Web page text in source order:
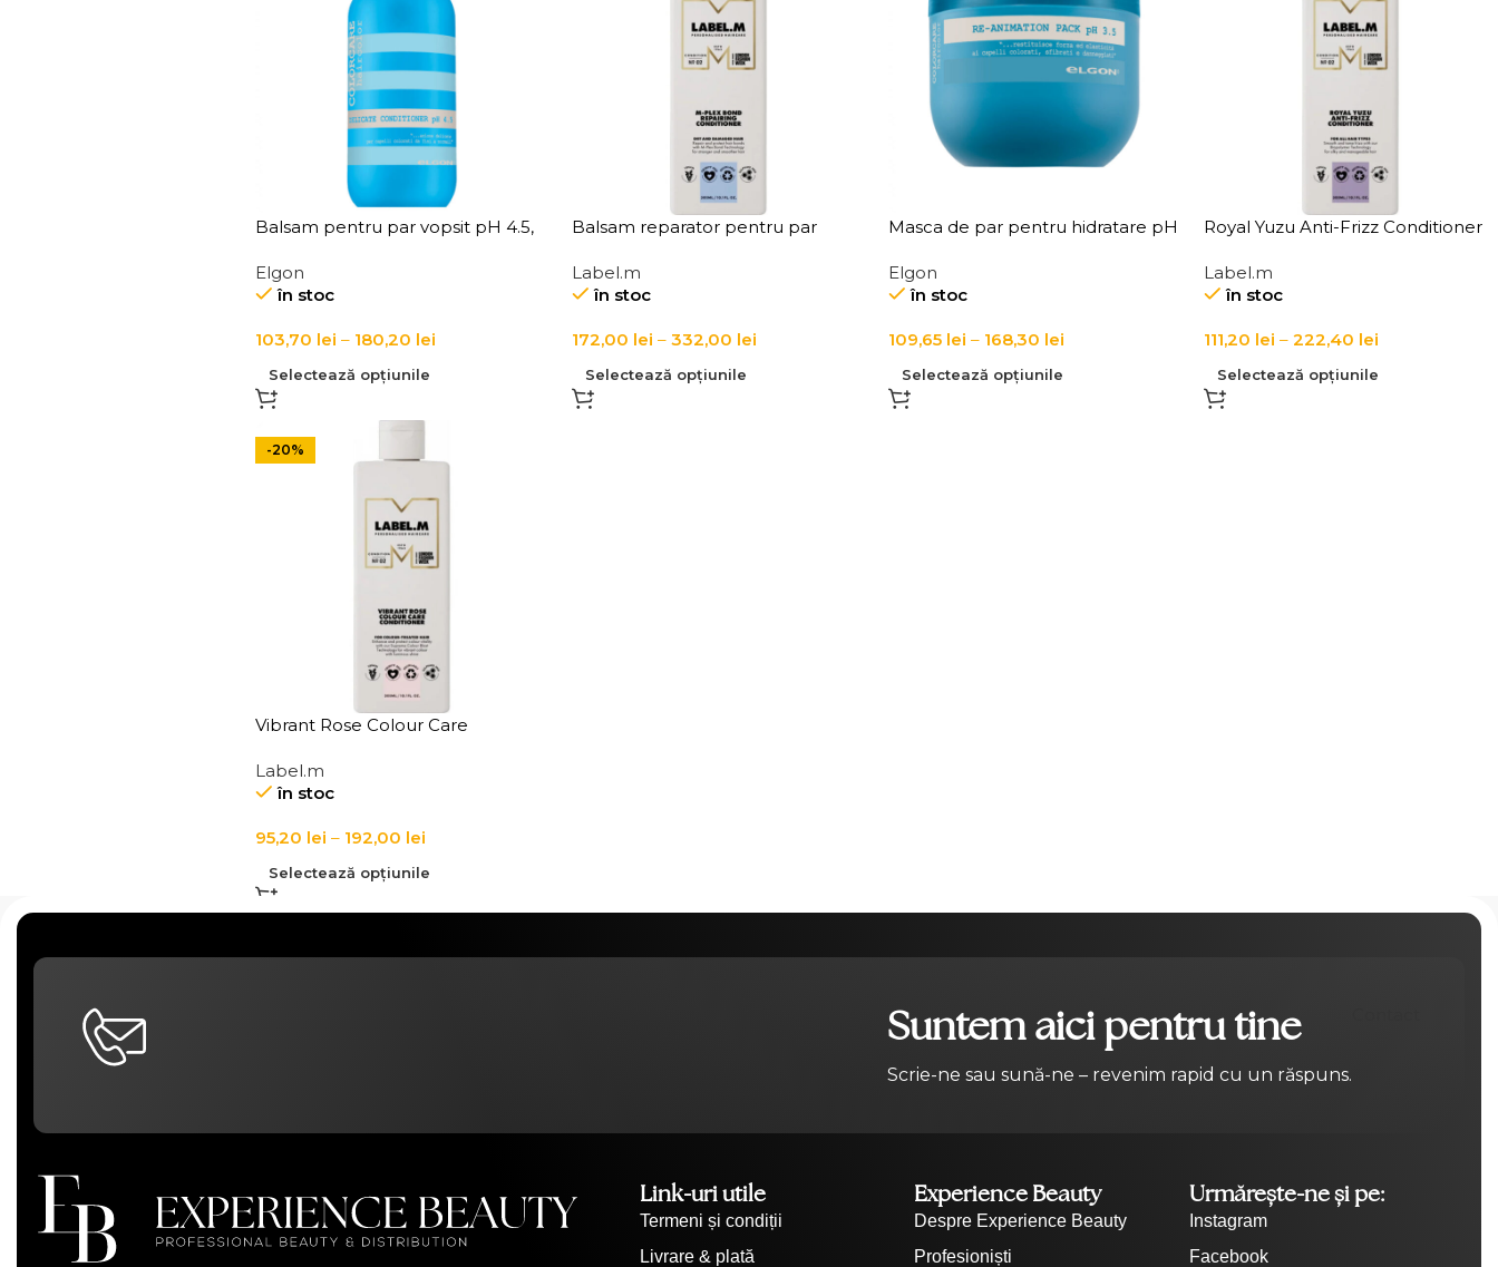
Balsam pentru par vopsit pH 4.5,
Elgon
în stoc
103,70 lei – 180,20 lei
Selectează opțiunile
Balsam reparator pentru par
Bond Repair Label.m M-Plex
Bond Repairing Conditioner
Label.m
în stoc
172,00 lei – 332,00 lei
Selectează opțiunile
Masca de par pentru hidratare pH
Elgon
în stoc
109,65 lei – 168,30 lei
Selectează opțiunile
Royal Yuzu Anti-Frizz Conditioner
Label.m
în stoc
111,20 lei – 222,40 lei
Selectează opțiunile
-20%
Vibrant Rose Colour Care
Label.m
în stoc
95,20 lei – 192,00 lei
Selectează opțiunile
Suntem aici pentru tine
Scrie-ne sau sună-ne – revenim rapid cu un răspuns.
Link-uri utile
Termeni și condiții
Livrare & plată
Experience Beauty
Despre Experience Beauty
Profesioniști
Urmărește-ne și pe:
Instagram
Facebook